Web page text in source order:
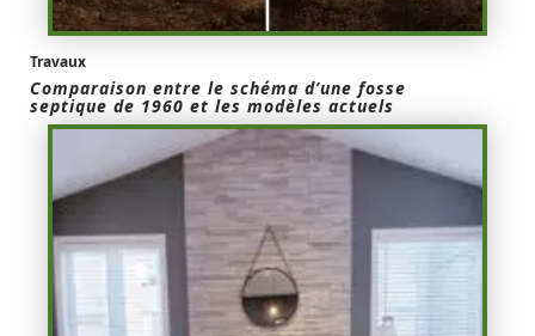
Travaux
Comparaison entre le schéma d’une fosse
septique de 1960 et les modèles actuels